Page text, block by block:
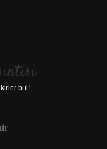
bul!